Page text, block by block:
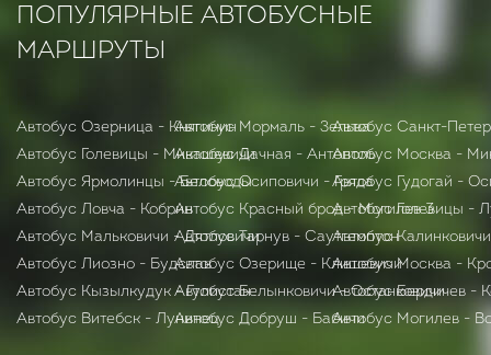
ПОПУЛЯРНЫЕ АВТОБУСНЫЕ
МАРШРУТЫ
Автобус Озерница - Княгинин
Автобус Голевицы - Микашевичи
Автобус Ярмолинцы - Беловоды
Автобус Ловча - Кобрин
Автобус Мальковичи - Дятловичи
Автобус Лиозно - Будслав
Автобус Кызылкудук - Гулистан
Автобус Витебск - Лунинец
Автобус Мормаль - Зельва
Автобус Дачная - Антополь
Автобус Осиповичи - Гряда
Автобус Красный брод - Могилев 3
Автобус Тарнув - Саутгемптон
Автобус Озерище - Клишевичи
Автобус Белынковичи - Останковичи
Автобус Добруш - Бабичи
Автобус Санкт-
Автобус Москва -
Автобус Гудогай -
Автобус Голевицы -
Автобус
Автобус Москва -
Автобус Бердичев -
Автобус Могилев -